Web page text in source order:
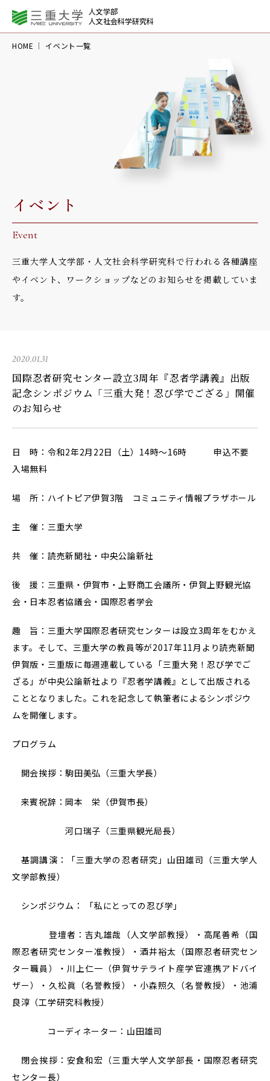
人文学部
人文社会科学研究科
HOME イベント一覧
イベント
Event
三重大学人文学部・人文社会科学研究科で行われる 各種講座
やイベント、ワークショップなどのお知らせを掲載していま
す。
2020.01.31
国際忍者研究センター設立3周年『忍者学講義』出版
記念シンポジウム「三重大発！忍び学でござる」開催
のお知らせ
日 時：令和2年2月22日（土）14時～16時 申込不要
入場無料
場 所：ハイトピア伊賀3階 コミュニティ情報プラザホール
主 催：三重大学
共 催：読売新聞社・中央公論新社
後 援：三重県・伊賀市・上野商工会議所・伊賀上野観光協
会・日本忍者協議会・国際忍者学会
趣 旨：三重大学国際忍者研究センターは設立3周年をむかえ
ます。そして、三重大学の教員等が2017年11月より読売新聞
伊賀版・三重版に毎週連載している「三重大発！忍び学でご
ざる」が中央公論新社より『忍者学講義』として出版される
こととなりました。これを記念して執筆者によるシンポジウ
ムを開催します。
プログラム
開会挨拶：駒田美弘（三重大学長）
来賓祝辞：岡本 栄（伊賀市長）
河口瑞子（三重県観光局長）
基調講演：「三重大学の忍者研究」山田雄司（三重大学人
文学部教授）
シンポジウム： 「私にとっての忍び学」
登壇者：吉丸雄哉（人文学部教授）・高尾善希（国
際忍者研究センター准教授）・酒井裕太（国際忍者研究セン
ター職員）・川上仁一（伊賀サテライト 産学官連携アドバイ
ザー）
・久松眞（名誉教授）・小森照久（名誉教授）・池浦
良淳（工学研究科教授）
コーディネーター：山田雄司
閉会挨拶：安食和宏（三重大学人文学部長・国際忍者研究
センター長）